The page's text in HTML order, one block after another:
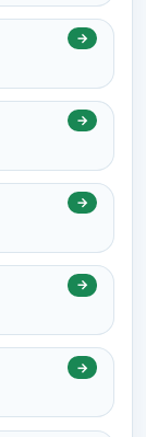
→
→
→
→
→